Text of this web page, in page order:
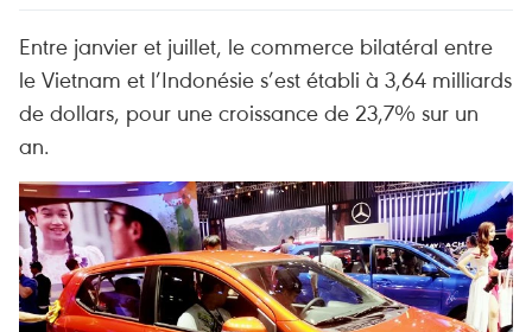
Entre janvier et juillet, le commerce bilatéral entre
le Vietnam et l’Indonésie s’est établi à 3,64 milliards
de dollars, pour une croissance de 23,7% sur un
an.